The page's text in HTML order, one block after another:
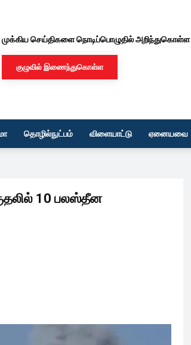
முக்கிய செய்திகளை நொடிப்பொழுதில் அறிந்துகொள்ள
குழுவில் இணைந்துகொள்ள
தொழில்நுட்பம் விளையாட்டு ஏனையவை
10 பலஸ்தீன